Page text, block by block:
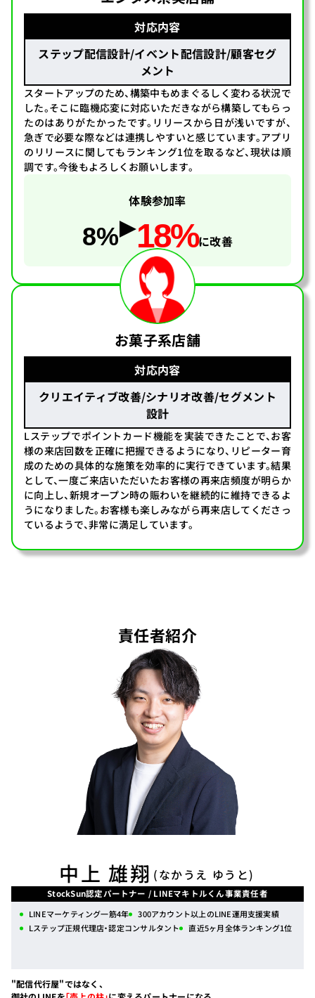
対応内容
ステップ配信設計/イベント配信設計/顧客セグ
メント
スタートアップのため、構築中もめまぐるしく変わる状況で
した。そこに臨機応変に対応いただきながら構築してもらっ
たのはありがたかったです。リリースから日が浅いですが、
急ぎで必要な際などは連携しやすいと感じています。アプリ
のリリースに関してもランキング1位を取るなど、現状は順
調です。今後もよろしくお願いします。
体験参加率
8% 18%に改善
お菓子系店舗
対応内容
クリエイティブ改善/シナリオ改善/セグメント
設計
Lステップでポイントカード機能を実装できたことで、お客
様の来店回数を正確に把握できるようになり、リピーター育
成のための具体的な施策を効率的に実行できています。結果
として、一度ご来店いただいたお客様の再来店頻度が明らか
に向上し、新規オープン時の賑わいを継続的に維持できるよ
うになりました。お客様も楽しみながら再来店してくださっ
ているようで、非常に満足しています。
責任者紹介
中上 雄翔 (なかうえ ゆうと)
StockSun認定パートナー / LINEマキトルくん事業責任者
LINEマーケティング一筋4年
300アカウント以上のLINE運用支援実績
Lステップ正規代理店・認定コンサルタント
直近5ヶ月全体ランキング1位
"配信代行屋"ではなく、